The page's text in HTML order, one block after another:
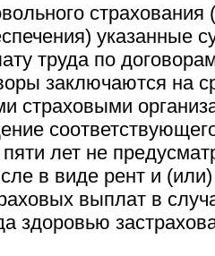
страхования
указанные
труда по
заключаются на
страховыми
пяти лет не
в виде рент и (или)
выплат в
здоровью